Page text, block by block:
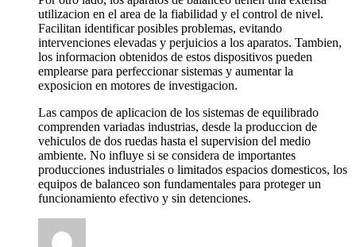
utilizacion en el area de la fiabilidad y el control de nivel.
Facilitan identificar posibles problemas, evitando
intervenciones elevadas y perjuicios a los aparatos. Tambien,
los informacion obtenidos de estos dispositivos pueden
emplearse para perfeccionar sistemas y aumentar la
exposicion en motores de investigacion.
Las campos de aplicacion de los sistemas de equilibrado
comprenden variadas industrias, desde la produccion de
vehiculos de dos ruedas hasta el supervision del medio
ambiente. No influye si se considera de importantes
producciones industriales o limitados espacios domesticos, los
equipos de balanceo son fundamentales para proteger un
funcionamiento efectivo y sin detenciones.